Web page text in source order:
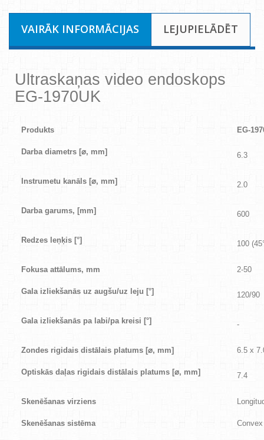
VAIRĀK INFORMĀCIJAS LEJUPIELĀDĒT
Ultraskaņas video endoskops
EG-1970UK
Produkts EG-
Darba diametrs [⌀, mm] 6.3
Instrumetu kanāls [⌀, mm] 2.0
Darba garums, [mm] 600
Redzes leņķis [°] 100
Fokusa attālums, mm 2-50
Gala izliekšanās uz augšu/uz leju [°] 120/90
Gala izliekšanās pa labi/pa kreisi [°] -
Zondes rigidais distālais platums [⌀, mm] 6.5 x
Optiskās daļas rigidais distālais platums [⌀, mm] 7.4
Skenēšanas virziens
Skenēšanas sistēma Convex